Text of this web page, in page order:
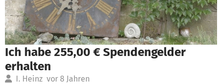
Ich habe 255,00 € Spendengelder
erhalten
I. Heinz vor 8 Jahren